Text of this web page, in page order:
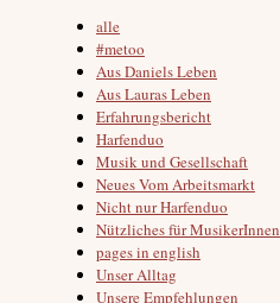
alle
#metoo
Aus Daniels Leben
Aus Lauras Leben
Erfahrungsbericht
Harfenduo
Musik und Gesellschaft
Neues Vom Arbeitsmarkt
Nicht nur Harfenduo
Nützliches für MusikerInnen
pages in english
Unser Alltag
Unsere Empfehlungen